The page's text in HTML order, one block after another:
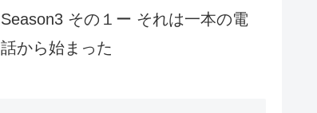
Season3 その１ー それは一本の電
話から始まった